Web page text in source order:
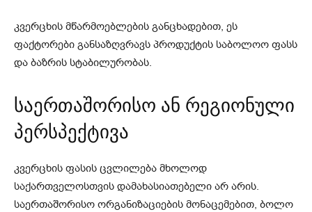
კვერცხის მწარმოებლების განცხადებით, ეს
ფაქტორები განსაზღვრავს პროდუქტის საბოლოო ფასს
და ბაზრის სტაბილურობას.
საერთაშორისო ან რეგიონული
პერსპექტივა
კვერცხის ფასის ცვლილება მხოლოდ
საქართველოსთვის დამახასიათებელი არ არის.
საერთაშორისო ორგანიზაციების მონაცემებით, ბოლო